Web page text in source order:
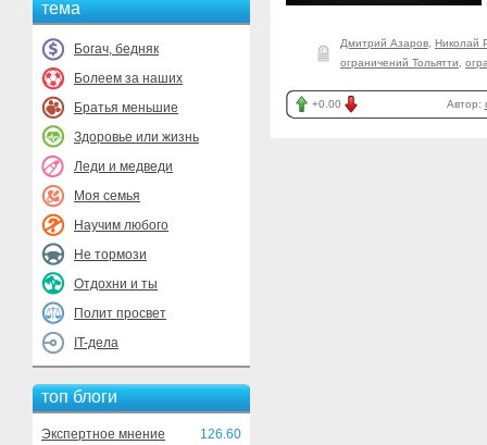
тема
Богач, бедняк
Болеем за наших
Братья меньшие
Здоровье или жизнь
Леди и медведи
Моя семья
Научим любого
Не тормози
Отдохни и ты
Полит просвет
IT-дела
топ блоги
Экспертное мнение
126.60
Дмитрий Азаров Николай
ограничений Тольятти
+0.00 Автор: